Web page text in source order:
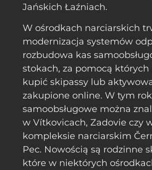
Jańskich Łaźniach.
W ośrodkach narciarskich
modernizacja systemów
rozbudowa kas
stokach, za pomocą których
kupić skipassy lub
zakupione online. W tym
samoobsługowe można
w Vítkovicach, Zadovie czy
kompleksie narciarskim
Pec. Nowością są rodzinne
które w niektórych